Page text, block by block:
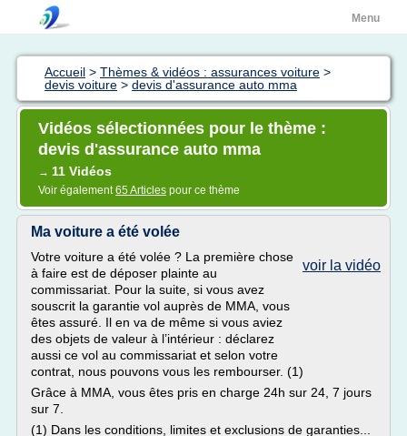
Menu
Accueil > Thèmes & vidéos : assurances voiture >
devis voiture > devis d'assurance auto mma
Vidéos sélectionnées pour le thème :
devis d'assurance auto mma
→ 11 Vidéos
Voir également65 Articles pour ce thème
Ma voiture a été volée
voir la vidéo
Votre voiture a été volée ? La première chose
à faire est de déposer plainte au
commissariat. Pour la suite, si vous avez
souscrit la garantie vol auprès de MMA, vous
êtes assuré. Il en va de même si vous aviez
des objets de valeur à l’intérieur : déclarez
aussi ce vol au commissariat et selon votre
contrat, nous pouvons vous les rembourser. (1)
Grâce à MMA, vous êtes pris en charge 24h sur 24, 7 jours
sur 7.
(1) Dans les conditions, limites et exclusions de garanties...